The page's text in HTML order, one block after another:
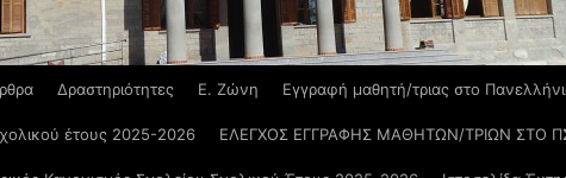
Δραστηριότητες Ε. Ζώνη Εγγραφή μαθητή/τριας στο
έτους 2025-2026 ΕΛΕΓΧΟΣ ΕΓΓΡΑΦΗΣ ΜΑΘΗΤΩΝ/ΤΡΙΩΝ ΣΤΟ